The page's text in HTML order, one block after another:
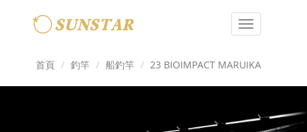
Toggle
首頁
釣竿 船釣竿 23 BIOIMPACT MARUIKA